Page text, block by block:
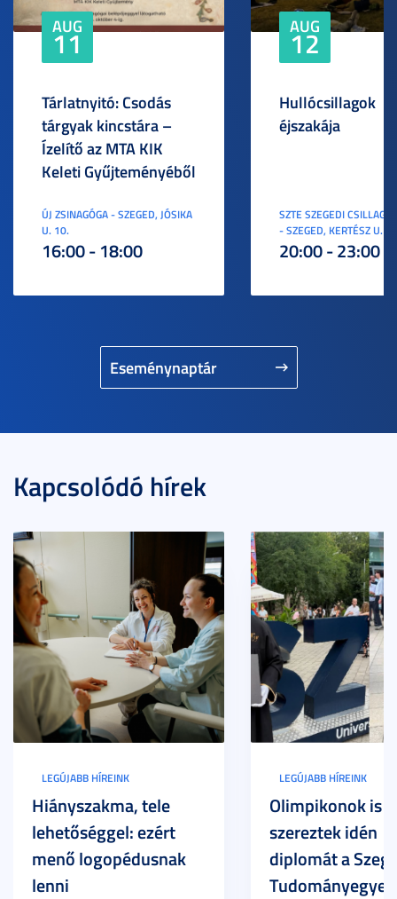
Eseménynaptár
AUG
11
Tárlatnyitó: Csodás
tárgyak kincstára –
Ízelítő az MTA KIK
Keleti Gyűjteményéből
ÚJ ZSINAGÓGA - SZEGED, JÓSIKA
U. 10.
16:00 - 18:00
AUG
12
Hullócsillagok
éjszakája
SZTE SZEGEDI
- SZEGED, KERTÉSZ U. 3.
20:00 - 23:00
Kapcsolódó hírek
LEGÚJABB HÍREINK
Hiányszakma, tele
lehetőséggel: ezért
menő logopédusnak
lenni
LEGÚJABB HÍREINK
Olimpikonok is
szereztek idén
diplomát a